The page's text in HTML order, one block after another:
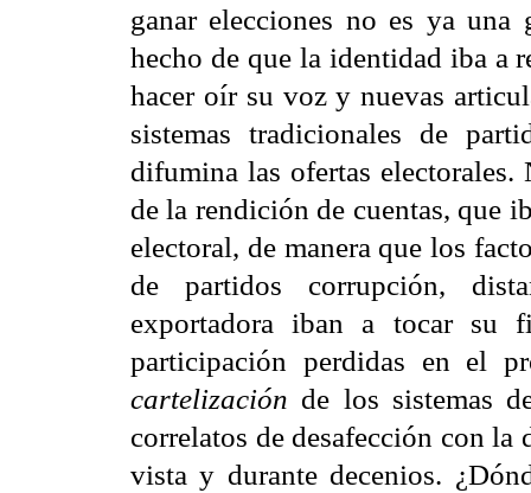
ganar elecciones no es ya
hecho de que la identidad iba a
hacer oír su voz y nuevas
sistemas tradicionales de
difumina las ofertas
de la rendición de cuentas, que
electoral, de manera que los
de partidos corrupción,
exportadora iban a tocar
participación perdidas en el
cartelización de los sistemas
correlatos de desafección con la
vista y durante decenios.